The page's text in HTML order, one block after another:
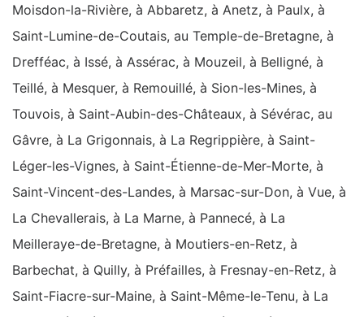
Moisdon-la-Rivière, à Abbaretz, à Anetz, à Paulx, à
Saint-Lumine-de-Coutais, au Temple-de-Bretagne, à
Drefféac, à Issé, à Assérac, à Mouzeil, à Belligné, à
Teillé, à Mesquer, à Remouillé, à Sion-les-Mines, à
Touvois, à Saint-Aubin-des-Châteaux, à Sévérac, au
Gâvre, à La Grigonnais, à La Regrippière, à Saint-
Léger-les-Vignes, à Saint-Étienne-de-Mer-Morte, à
Saint-Vincent-des-Landes, à Marsac-sur-Don, à Vue, à
La Chevallerais, à La Marne, à Pannecé, à La
Meilleraye-de-Bretagne, à Moutiers-en-Retz, à
Barbechat, à Quilly, à Préfailles, à Fresnay-en-Retz, à
Saint-Fiacre-sur-Maine, à Saint-Même-le-Tenu, à La